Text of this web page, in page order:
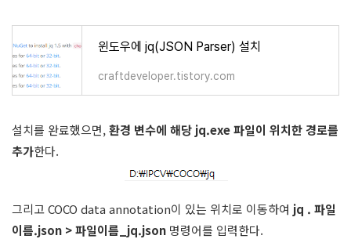
윈도우에 jq(JSON Parser) 설치
craftdeveloper.tistory.com
설치를 완료했으면,환경 변수에 해당 jq.exe 파일이 위치한 경로를
추가한다.
그리고 COCO data annotation이 있는 위치로 이동하여 jq . 파일
이름.json > 파일이름_jq.json 명령어를 입력한다.